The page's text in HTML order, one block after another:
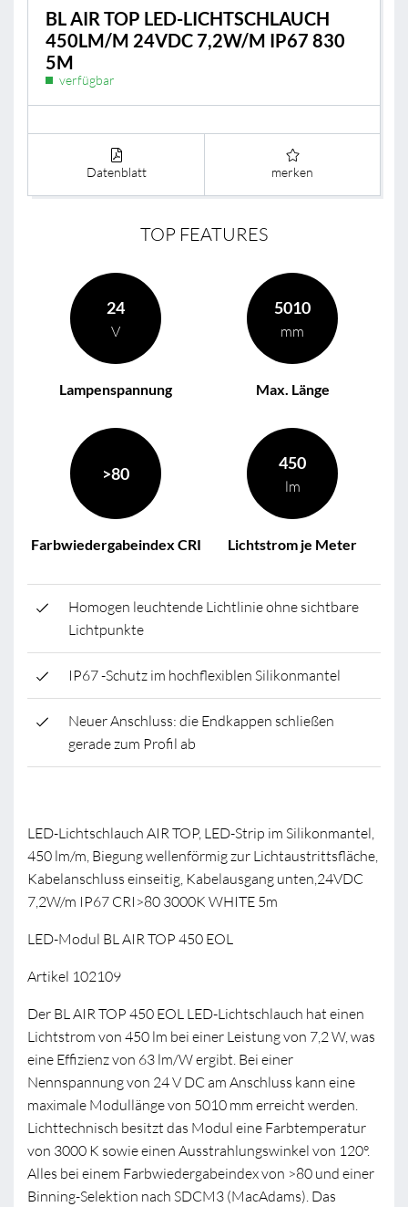
BL AIR TOP LED-LICHTSCHLAUCH
450LM/M 24VDC 7,2W/M IP67 830
5M
verfügbar
Datenblatt merken
TOP FEATURES
24
V
Lampenspannung
5010
mm
Max. Länge
>80
Farbwiedergabeindex CRI
450
lm
Lichtstrom je Meter
Homogen leuchtende Lichtlinie ohne sichtbare
Lichtpunkte
IP67 -Schutz im hochflexiblen Silikonmantel
Neuer Anschluss: die Endkappen schließen
gerade zum Profil ab
LED-Lichtschlauch AIR TOP, LED-Strip im Silikonmantel,
450 lm/m, Biegung wellenförmig zur Lichtaustrittsfläche,
Kabelanschluss einseitig, Kabelausgang unten,24VDC
7,2W/m IP67 CRI>80 3000K WHITE 5m
LED-Modul BL AIR TOP 450 EOL
Artikel 102109
Der BL AIR TOP 450 EOL LED-Lichtschlauch hat einen
Lichtstrom von 450 lm bei einer Leistung von 7,2 W, was
eine Effizienz von 63 lm/W ergibt. Bei einer
Nennspannung von 24 V DC am Anschluss kann eine
maximale Modullänge von 5010 mm erreicht werden.
Lichttechnisch besitzt das Modul eine Farbtemperatur
von 3000 K sowie einen Ausstrahlungswinkel von 120°.
Alles bei einem Farbwiedergabeindex von >80 und einer
Binning-Selektion nach SDCM3 (MacAdams). Das